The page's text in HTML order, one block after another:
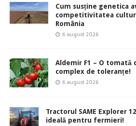
Cum susține genetica
competitivitatea
România
6 august 2026
Aldemir F1 – O tomată
complex de toleranțe!
6 august 2026
Tractorul SAME Explorer
ideală pentru fermieri!